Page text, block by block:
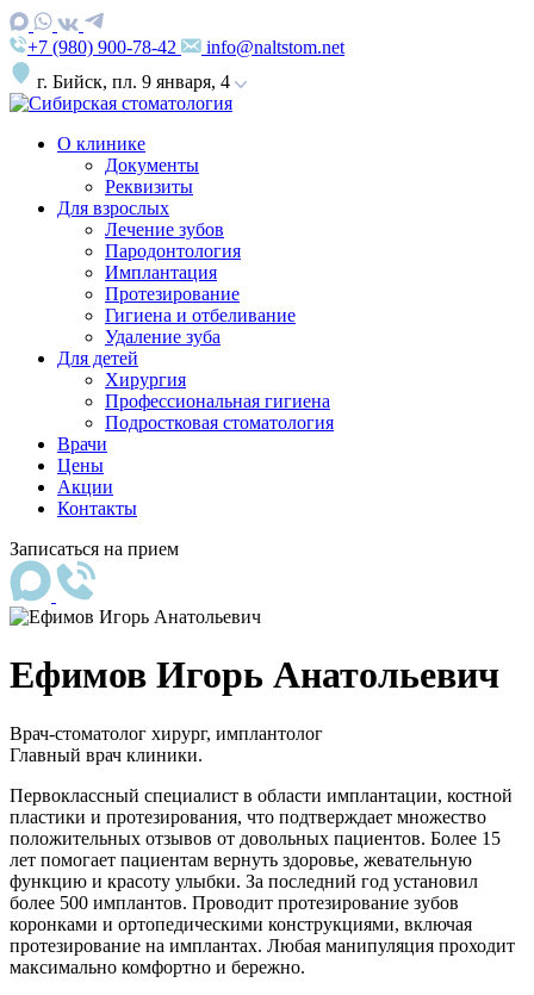
+7 (980) 900-78-42
info@naltstom.net
г. Бийск, пл. 9 января, 4
О клинике
Документы
Реквизиты
Для взрослых
Лечение зубов
Пародонтология
Имплантация
Протезирование
Гигиена и отбеливание
Удаление зуба
Для детей
Хирургия
Профессиональная гигиена
Подростковая стоматология
Врачи
Цены
Акции
Контакты
Записаться на прием
Ефимов Игорь Анатольевич
Врач-стоматолог хирург, имплантолог
Главный врач клиники.
Первоклассный специалист в области имплантации, костной
пластики и протезирования, что подтверждает множество
положительных отзывов от довольных пациентов. Более 15
лет помогает пациентам вернуть здоровье, жевательную
функцию и красоту улыбки. За последний год установил
более 500 имплантов. Проводит протезирование зубов
коронками и ортопедическими конструкциями, включая
протезирование на имплантах. Любая манипуляция проходит
максимально комфортно и бережно.